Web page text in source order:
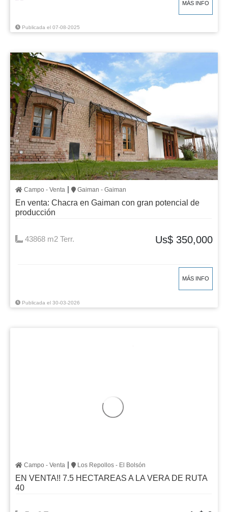
MÁS INFO
Publicada el 07-08-2025
Campo - Venta | Gaiman - Gaiman
En venta: Chacra en Gaiman con gran potencial de
producción
43868 m2 Terr. Us$ 350,000
MÁS INFO
Publicada el 30-03-2026
Campo - Venta | Los Repollos - El Bolsón
EN VENTA!! 7.5 HECTAREAS A LA VERA DE RUTA
40